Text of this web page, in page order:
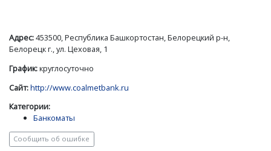
Адрес:453500, Республика Башкортостан, Белорецкий р-н,
Белорецк г., ул. Цеховая, 1
График:круглосуточно
Сайт:http://www.coalmetbank.ru
Категории:
Банкоматы
Сообщить об ошибке